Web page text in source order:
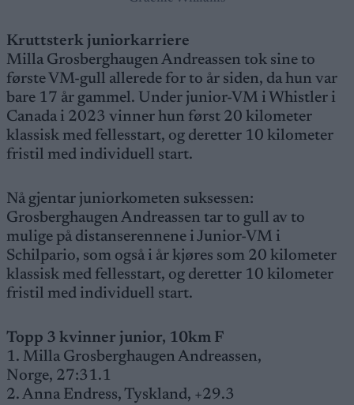
Kruttsterk juniorkarriere
Milla Grosberghaugen Andreassen tok sine to
første VM-gull allerede for to år siden, da hun var
bare 17 år gammel. Under junior-VM i Whistler i
Canada i 2023 vinner hun først 20 kilometer
klassisk med fellesstart, og deretter 10 kilometer
fristil med individuell start.
Nå gjentar juniorkometen suksessen:
Grosberghaugen Andreassen tar to gull av to
mulige på distanserennene i Junior-VM i
Schilpario, som også i år kjøres som 20 kilometer
klassisk med fellesstart, og deretter 10 kilometer
fristil med individuell start.
Topp 3 kvinner junior, 10km F
1. Milla Grosberghaugen Andreassen,
Norge, 27:31.1
2. Anna Endress, Tyskland, +29.3